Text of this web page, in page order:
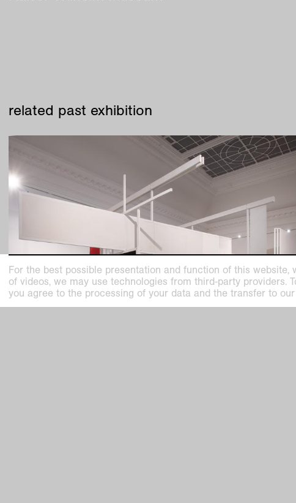
related past exhibition
For the best possible presentation and function of this
of videos, we may use technologies from third-party providers.
you agree to the processing of your data and the transfer to